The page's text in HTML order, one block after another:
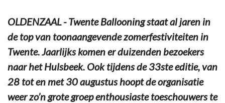
OLDENZAAL - Twente Ballooning staat al jaren in
de top van toonaangevende zomerfestiviteiten in
Twente. Jaarlijks komen er duizenden bezoekers
naar het Hulsbeek. Ook tijdens de 33ste editie, van
28 tot en met 30 augustus hoopt de organisatie
weer zo’n grote groep enthousiaste toeschouwers te